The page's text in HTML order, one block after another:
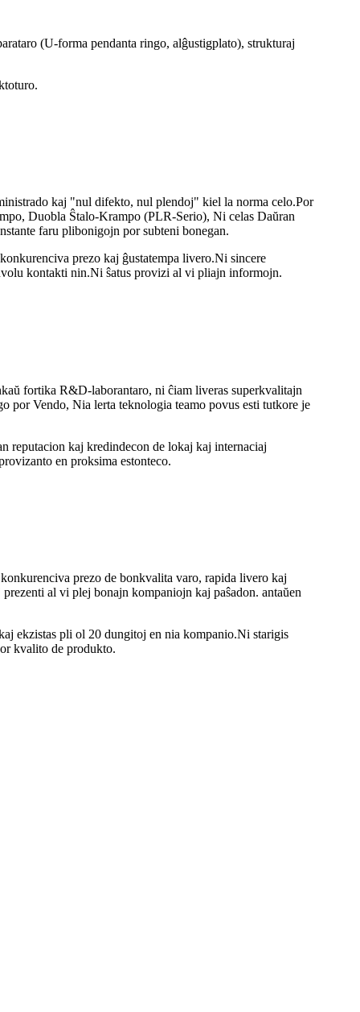
(U-forma pendanta ringo, alĝustigplato), strukturaj
kaj "nul difekto, nul plendoj" kiel la norma celo.Por
Duobla Ŝtalo-Krampo (PLR-Serio), Ni celas Daŭran
faru plibonigojn por subteni bonegan.
prezo kaj ĝustatempa livero.Ni sincere
kontakti nin.Ni ŝatus provizi al vi pliajn informojn.
fortika R&D-laborantaro, ni ĉiam liveras superkvalitajn
Vendo, Nia lerta teknologia teamo povus esti tutkore je
reputacion kaj kredindecon de lokaj kaj internaciaj
en proksima estonteco.
prezo de bonkvalita varo, rapida livero kaj
al vi plej bonajn kompaniojn kaj paŝadon. antaŭen
ekzistas pli ol 20 dungitoj en nia kompanio.Ni starigis
kvalito de produkto.